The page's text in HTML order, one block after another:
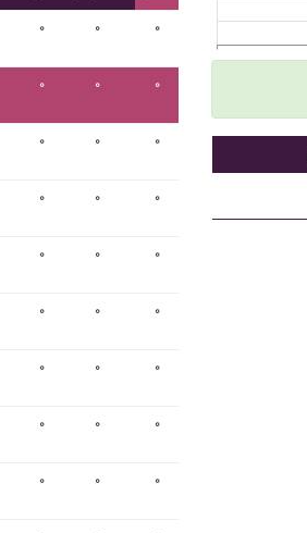
۰ ۰ ۰
۰ ۰ ۰
۰ ۰ ۰
۰ ۰ ۰
۰ ۰ ۰
۰ ۰ ۰
۰ ۰ ۰
۰ ۰ ۰
۰ ۰ ۰